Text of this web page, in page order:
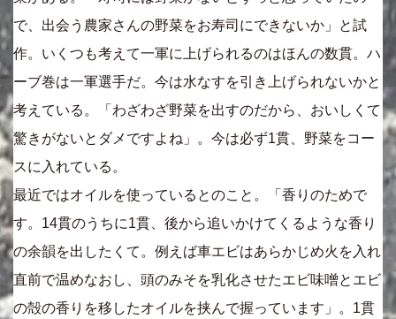
で、出会う農家さんの野菜をお寿司にできないか」と試
作。いくつも考えて一軍に上げられるのはほんの数貫。ハ
ーブ巻は一軍選手だ。今は水なすを引き上げられないかと
考えている。「わざわざ野菜を出すのだから、おいしくて
驚きがないとダメですよね」。今は必ず1貫、野菜をコー
スに入れている。
最近ではオイルを使っているとのこと。「香りのためで
す。14貫のうちに1貫、後から追いかけてくるような香り
の余韻を出したくて。例えば車エビはあらかじめ火を入れ
直前で温めなおし、頭のみそを乳化させたエビ味噌とエビ
の殻の香りを移したオイルを挟んで握っています」。1貫